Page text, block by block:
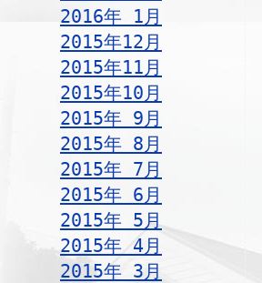
2016年 1月
2015年12月
2015年11月
2015年10月
2015年 9月
2015年 8月
2015年 7月
2015年 6月
2015年 5月
2015年 4月
2015年 3月